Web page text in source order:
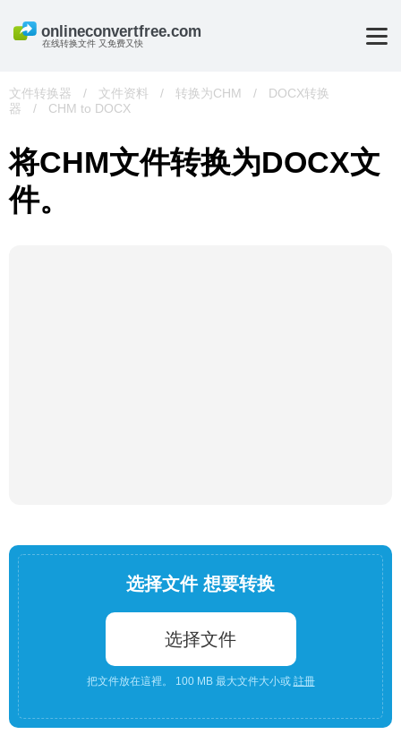
在线转换文件 又免费又快
文件转换器 / 文件资料 / 转换为CHM /
DOCX转换
器
/ CHM to DOCX
将CHM文件转换为DOCX文
件。
选择文件 想要转换
选择文件
把文件放在這裡。 100 MB 最大文件大小或 註冊